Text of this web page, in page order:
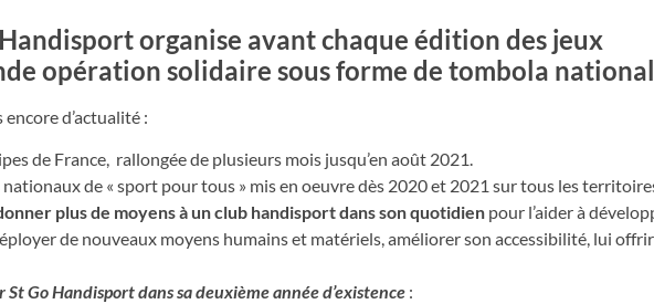
organise avant chaque édition des jeux
opération solidaire sous forme de tombola
d’actualité :
de France, rallongée de plusieurs mois jusqu’en août 2021.
de « sport pour tous » mis en oeuvre dès 2020 et 2021 sur tous les
plus de moyens à un club handisport dans son quotidien pour l’aider à
de nouveaux moyens humains et matériels, améliorer son accessibilité, lui
Go Handisport dans sa deuxième année d’existence :